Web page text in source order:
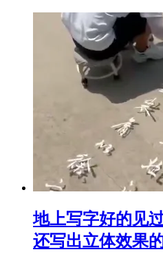
地上写字好的见
还写出立体效果